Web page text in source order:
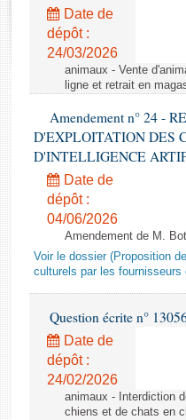
Rapports législatifs
Rapports sur l'application
Baromètre de l’application
Dossiers législatifs
Budget et sécurité sociale
Questions écrites et orales
Comptes rendus des débats
Date de
dépôt :
24/03/2026
animaux - Vente
ligne et retrait en
Amendement n° 24 -
D'EXPLOITATION DES
D'INTELLIGENCE
Date de
dépôt :
04/06/2026
Amendement de M.
Voir le dossier (Proposition
culturels par les fournisseurs
Question écrite n°
Date de
dépôt :
24/02/2026
animaux - Interdiction
chiens et de chats en